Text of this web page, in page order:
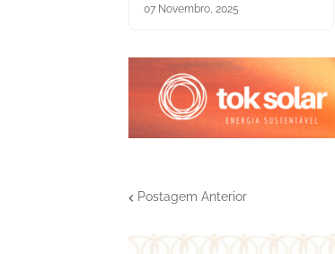
07 Novembro, 2025
Postagem Anterior